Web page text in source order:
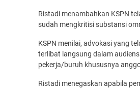
Ristadi menambahkan KSPN
sudah mengkritisi substansi
KSPN menilai, advokasi yang
terlibat langsung dalam
pekerja/buruh khususnya
Ristadi menegaskan apabila